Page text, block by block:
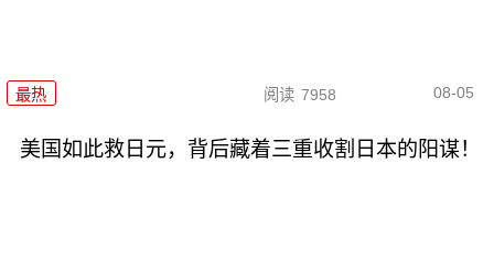
最热 阅读 7958 08-05
美国如此救日元，背后藏着三重收割日本的阳谋！